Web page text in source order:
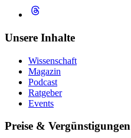
Unsere Inhalte
Wissenschaft
Magazin
Podcast
Ratgeber
Events
Preise & Vergünstigungen